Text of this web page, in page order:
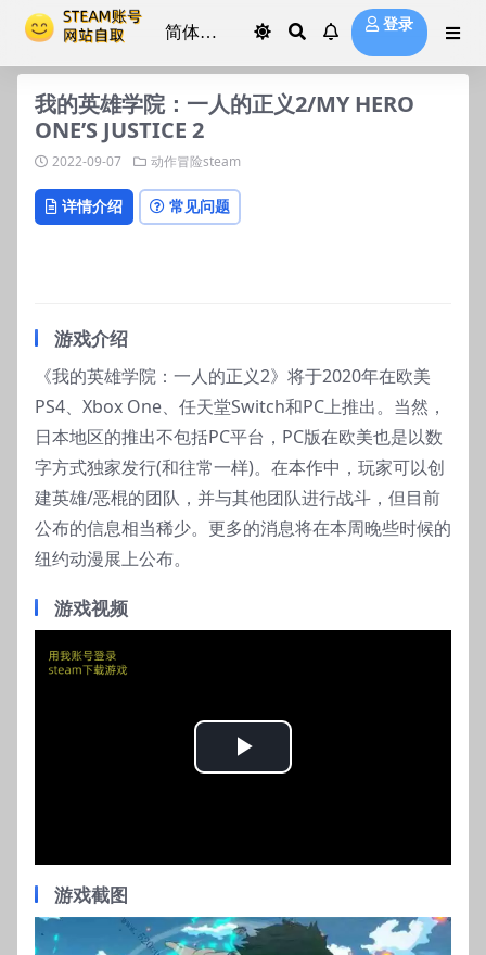
登录
我的英雄学院：一人的正义2/MY HERO
ONE’S JUSTICE 2
2022-09-07 动作冒险steam
详情介绍 常见问题
游戏介绍
《我的英雄学院：一人的正义2》将于2020年在欧美
PS4、Xbox One、任天堂Switch和PC上推出。当然，
日本地区的推出不包括PC平台，PC版在欧美也是以数
字方式独家发行(和往常一样)。在本作中，玩家可以创
建英雄/恶棍的团队，并与其他团队进行战斗，但目前
公布的信息相当稀少。更多的消息将在本周晚些时候的
纽约动漫展上公布。
游戏视频
Play
游戏截图